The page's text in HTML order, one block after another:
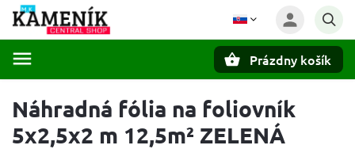
Prázdny košík
Náhradná fólia na foliovník
5x2,5x2 m 12,5m² ZELENÁ